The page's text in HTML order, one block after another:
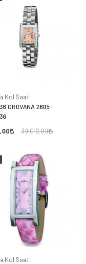
Kol Saati
GROVANA 2605-
30.012,00
Kol Saati